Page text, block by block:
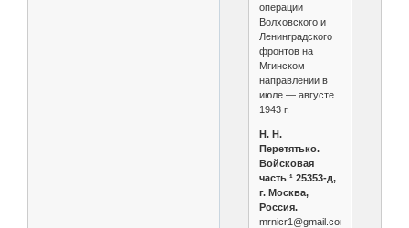
операции
Волховского и
Ленинградского
фронтов на
Мгинском
направлении в
июле — августе
1943 г.
Н. Н.
Перетятько.
Войсковая
часть ¹ 25353-д,
г. Москва,
Россия.
mrnicr1@gmail.com.